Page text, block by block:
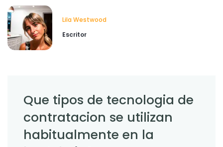
Lila Westwood
Escritor
Que tipos de tecnologia de
contratacion se utilizan
habitualmente en la